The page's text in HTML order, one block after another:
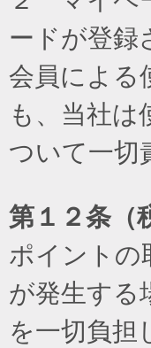
ードが登録
会員による
も、当社
ついて一切
第１２条（
ポイントの
が発生する
を一切負担